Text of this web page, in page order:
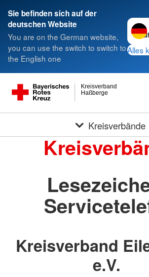
Sie befinden sich auf der
deutschen Website
You are on the German website,
you can use the switch to switch to
the English one
Alles
Haßberge
Kreisverband
Kreisverbände
Kreisverband
e.V.